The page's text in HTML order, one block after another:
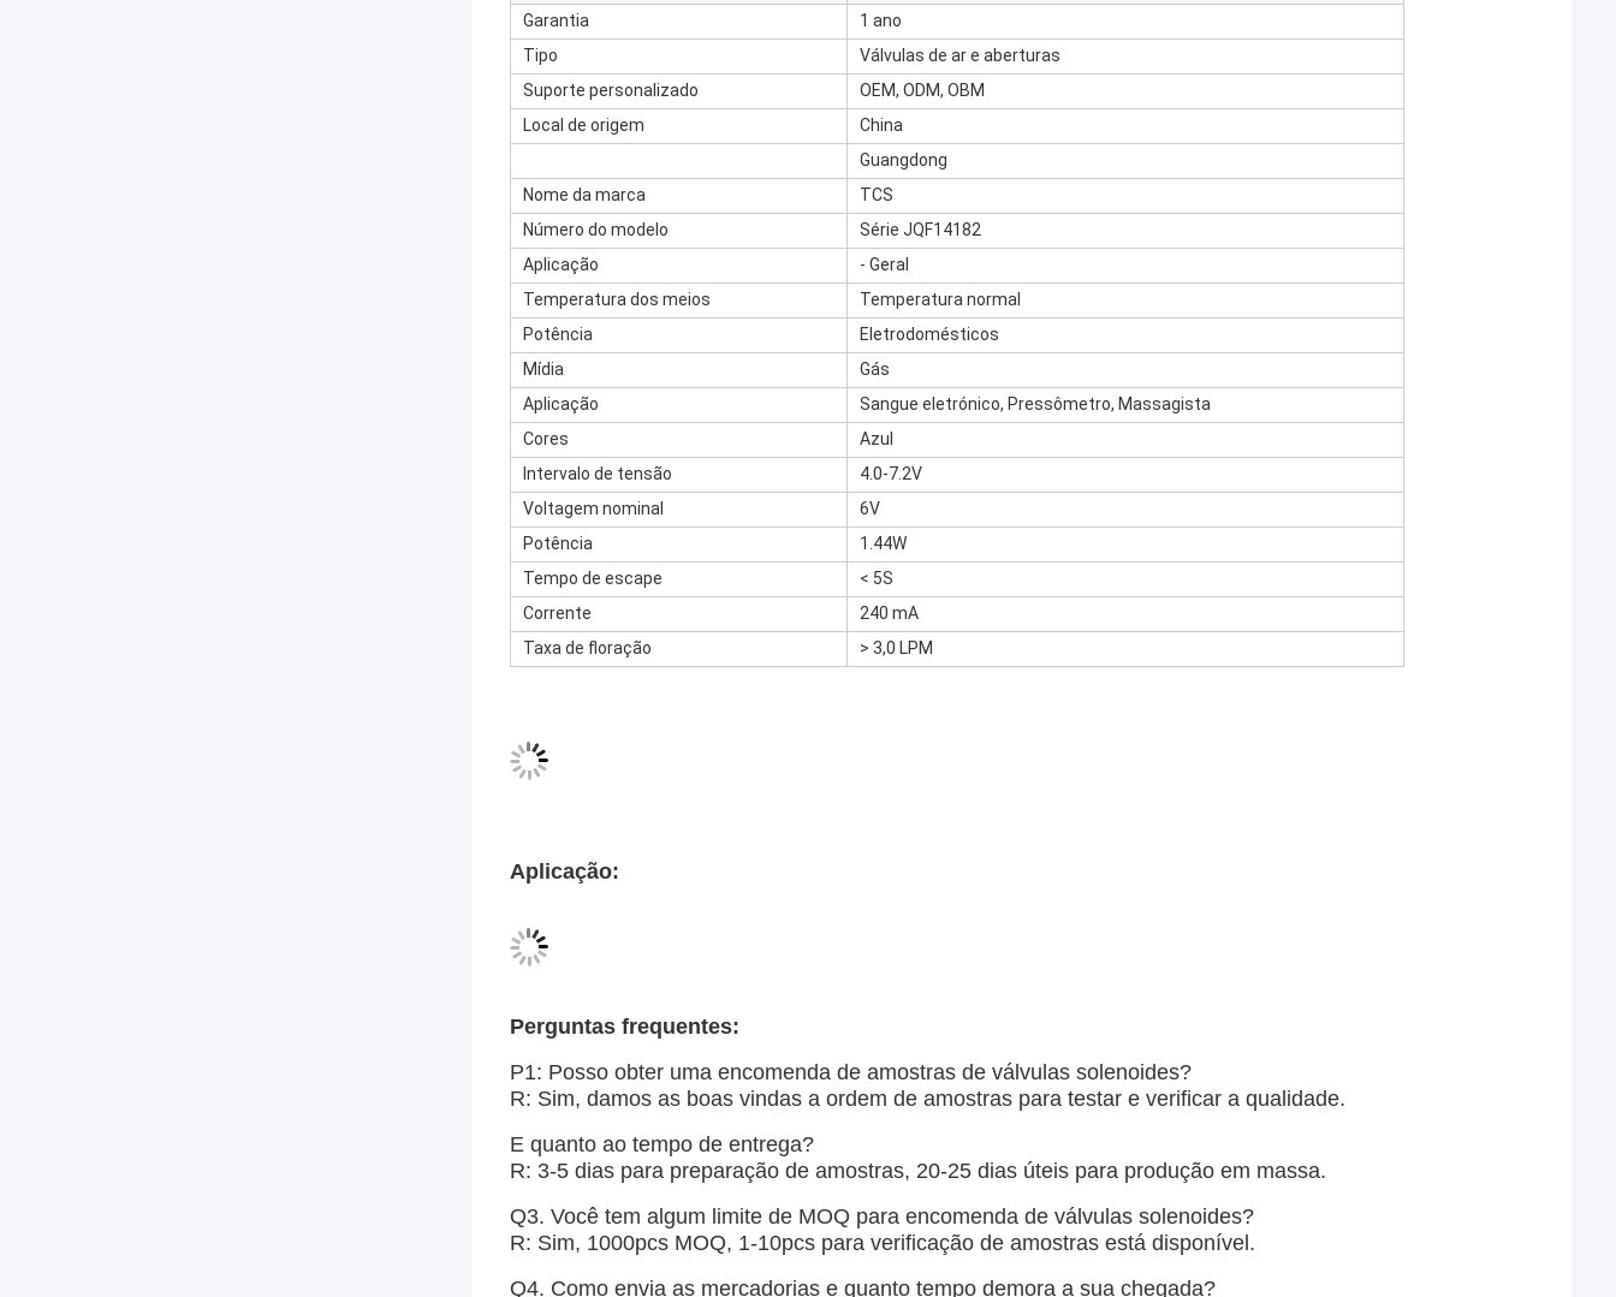
Garantia
1 ano
Tipo
Válvulas de ar e aberturas
Suporte personalizado
OEM, ODM, OBM
Local de origem
China
Guangdong
Nome da marca
TCS
Número do modelo
Série JQF14182
Aplicação
- Geral
Temperatura dos meios
Temperatura normal
Potência
Eletrodomésticos
Mídia
Gás
Aplicação
Sangue eletrónico, Pressômetro, Massagista
Cores
Azul
Intervalo de tensão
4.0-7.2V
Voltagem nominal
6V
Potência
1.44W
Tempo de escape
< 5S
Corrente
240 mA
Taxa de floração
> 3,0 LPM